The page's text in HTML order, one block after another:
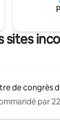
la zone
sites
de congrès
par